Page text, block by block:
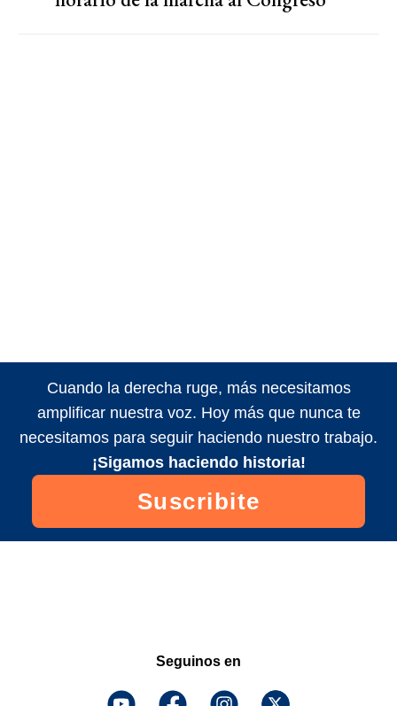
Cuando la derecha ruge, más necesitamos
amplificar nuestra voz. Hoy más que nunca te
necesitamos para seguir haciendo nuestro trabajo.
¡Sigamos haciendo historia!
Suscribite
Seguinos en